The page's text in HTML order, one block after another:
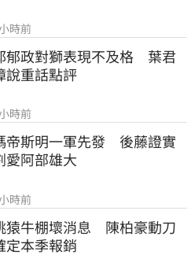
時前
郁政對獅表現不及格　葉君
說重話點評
時前
帝斯明一軍先發　後藤證實
愛阿部雄大
時前
猿牛棚壞消息　陳柏豪動刀
定本季報銷